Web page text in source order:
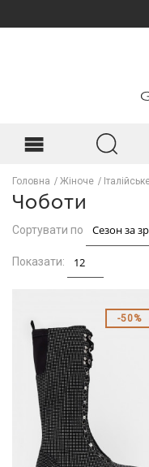
Головна Жіноче
Чоботи
Сортувати по
Показати:
50%